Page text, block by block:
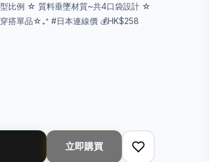
比例 ☆ 質料垂墜材質~共4口袋設計 ☆
搭單品☆₊⁺ #日本連線價 💰HK$258
立即購買